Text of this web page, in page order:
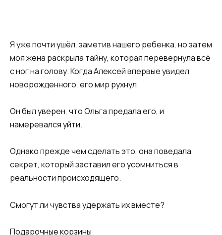
Я уже почти ушёл, заметив нашего ребенка, но затем
моя жена раскрыла тайну, которая перевернула всё
с ног на голову. Когда Алексей впервые увидел
новорожденного, его мир рухнул.
Он был уверен, что Ольга предала его, и
намеревался уйти.
Однако прежде чем сделать это, она поведала
секрет, который заставил его усомниться в
реальности происходящего.
Смогут ли чувства удержать их вместе?
Подарочные корзины